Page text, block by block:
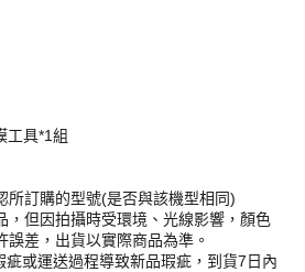
工具*1組
所訂購的型號(是否與該機型相同)
，但因拍攝時受環境、光線影響，顏色
差，出貨以實際商品為準。
或運送過程導致新品瑕疵，到貨7日內